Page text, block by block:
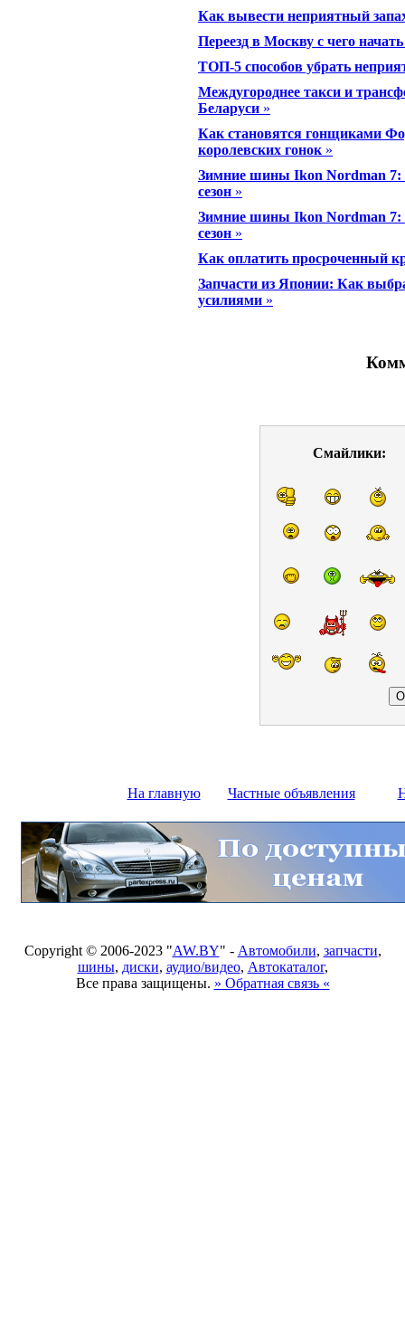
Как вывести неприятный
Переезд в Москву с чего начать
ТОП-5 способов убрать
Междугороднее такси и
Беларуси »
Как становятся гонщиками
королевских гонок »
Зимние шины Ikon Nordman 7:
сезон »
Зимние шины Ikon Nordman 7:
сезон »
Как оплатить просроченный
Запчасти из Японии: Как
усилиями »
Смайлики:
На главную Частные объявления
Copyright © 2006-2023 "AW.BY" - Автомобили, запчасти,
шины, диски, аудио/видео, Автокаталог,
Все права защищены. » Обратная связь «